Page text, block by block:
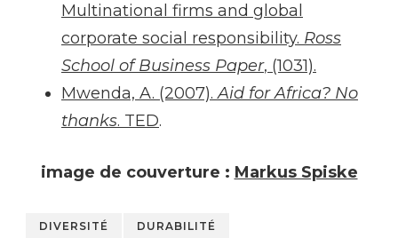
Multinational firms and global
corporate social responsibility. Ross
School of Business Paper, (1031).
Mwenda, A. (2007).Aid for Africa? No
thanks. TED.
image de couverture : Markus Spiske
DIVERSITÉ DURABILITÉ